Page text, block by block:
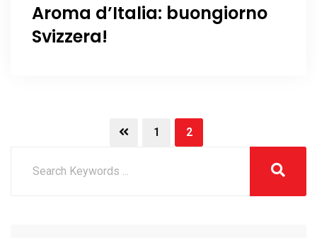
Aroma d’Italia: buongiorno
Svizzera!
1 2